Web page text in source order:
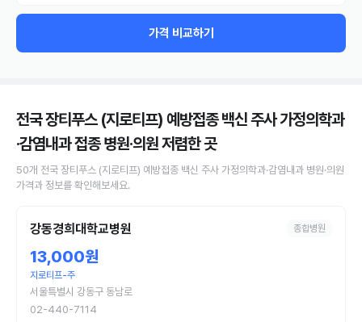
가격 비교하기
전국 장티푸스 (지로티프) 예방접종 백신 주사 가정의학과
·감염내과 접종 병원·의원저렴한 곳
50개 전국 장티푸스 (지로티프) 예방접종 백신 주사 가정의학과·감염내과 병원·의원
가격과 정보를 확인해보세요.
강동경희대학교병원 종합병원
13,000원
지로티프-주
서울특별시 강동구 동남로
02-440-7114